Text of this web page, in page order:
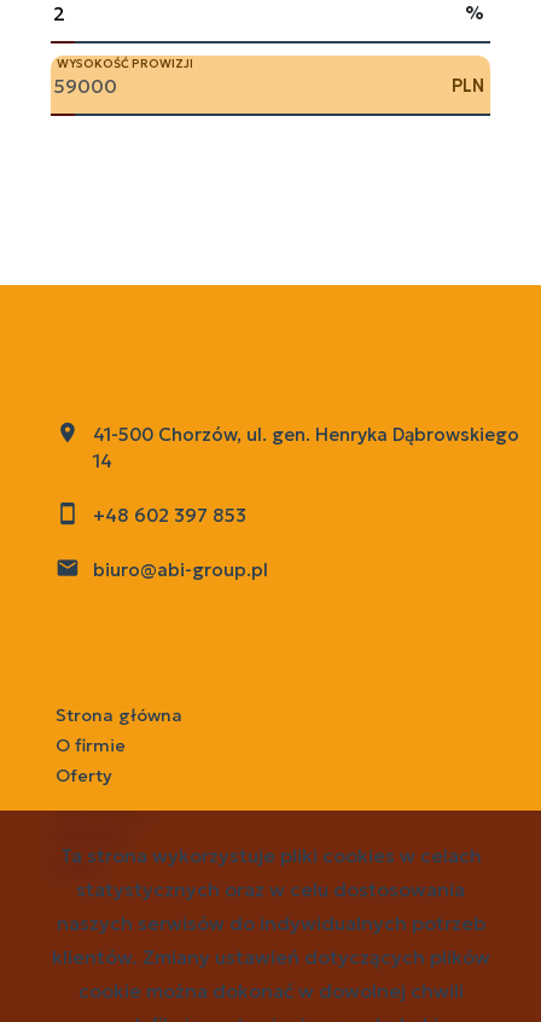
%
WYSOKOŚĆ PROWIZJI
PLN
41-500 Chorzów, ul. gen. Henryka Dąbrowskiego
14
+48 602 397 853
biuro@abi-group.pl
Strona główna
O firmie
Oferty
Zgłoszenia
Rodo
social media
Ta strona wykorzystuje pliki cookies w celach
statystycznych oraz w celu dostosowania
naszych serwisów do indywidualnych potrzeb
klientów. Zmiany ustawień dotyczących plików
cookie można dokonać w dowolnej chwili